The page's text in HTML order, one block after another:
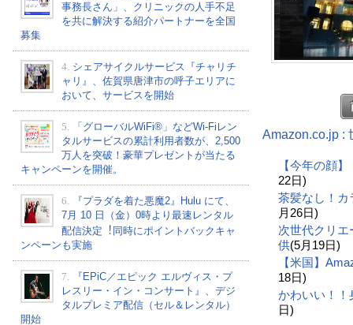
事務長さん」、クリニックの人手不足
を共に解決する紹介パートナーを全国
募集
4. シェアサイクルサービス『チャリチ
ャリ』、佐賀県唐津市の呼子エリアに
おいて、サービスを開始
5.
「グローバルWiFi®」などWi-Fiレン
タルサービスの累計利用者数が、2,500
万人を突破！豪華プレゼントが当たる
キャンペーンを開催。
6.
『プラダを着た悪魔2』Hulu にて、
7⽉ 10 ⽇（金）0時より最速レンタル
配信決定︕同時にポイントバックキャ
ンペーンも実施
7.
『EPiC／エピック エルヴィス・プ
レスリー・イン・コンサート』、デジ
タルプレミア配信（セル＆レンタル）
開始
Amazon.co.jp :
【今年の顔
22日)
茶髪なし！
月26日)
次世代クリ
供(5月19日)
【米国】
18日)
かわいい！！
日)